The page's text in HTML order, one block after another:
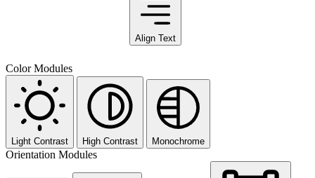
Align Text
Color Modules
Light Contrast High Contrast Monochrome
Orientation Modules